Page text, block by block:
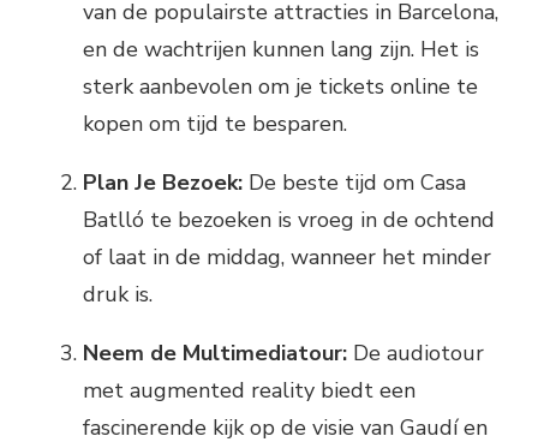
van de populairste attracties in Barcelona,
en de wachtrijen kunnen lang zijn. Het is
sterk aanbevolen om je tickets online te
kopen om tijd te besparen.
Plan Je Bezoek: De beste tijd om Casa
Batlló te bezoeken is vroeg in de ochtend
of laat in de middag, wanneer het minder
druk is.
Neem de Multimediatour: De audiotour
met augmented reality biedt een
fascinerende kijk op de visie van Gaudí en